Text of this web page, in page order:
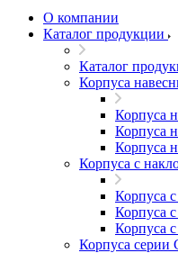
О компании
Каталог продукции
Каталог
Корпуса
Корпуса
Корпуса
Корпуса
Корпуса с
Корпуса
Корпуса
Корпуса
Корпуса серии